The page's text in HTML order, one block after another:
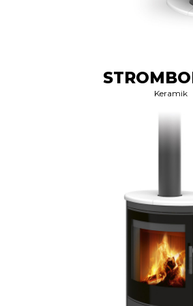
Keramik